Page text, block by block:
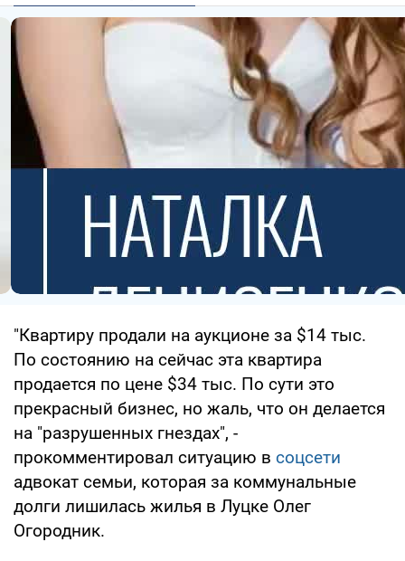
"Квартиру продали на аукционе за $14 тыс.
По состоянию на сейчас эта квартира
продается по цене $34 тыс. По сути это
прекрасный бизнес, но жаль, что он делается
на "разрушенных гнездах", -
прокомментировал ситуацию в соцсети
адвокат семьи, которая за коммунальные
долги лишилась жилья в Луцке Олег
Огородник.